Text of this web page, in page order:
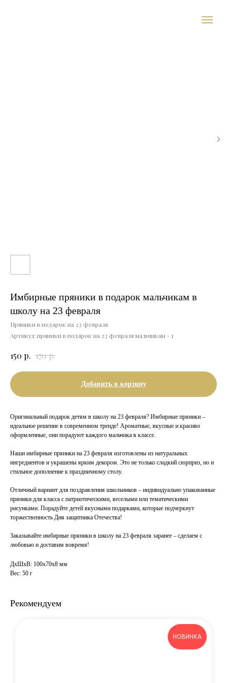
Имбирные пряники в подарок мальчикам в
школу на 23 февраля
Пряники в подарок на 23 февраля
Артикул: пряники в подарок на 23 февраля мальчикам - 1
150 р. 170р.
Добавить в корзину
Оригинальный подарок детям в школу на 23 февраля? Имбирные пряники –
идеальное решение в современном тренде! Ароматные, вкусные и красиво
оформленные, они порадуют каждого мальчика в классе.
Наши имбирные пряники на 23 февраля изготовлены из натуральных
ингредиентов и украшены ярким декором. Это не только сладкий сюрприз, но и
стильное дополнение к праздничному столу.
Отличный вариант для поздравления школьников – индивидуально упакованные
пряники для класса с патриотическими, веселыми или тематическими
рисунками. Порадуйте детей вкусными подарками, которые подчеркнут
торжественность Дня защитника Отечества!
Заказывайте имбирные пряники в школу на 23 февраля заранее – сделаем с
любовью и доставим вовремя!
ДxШxВ: 100x70x8 мм
Вес: 50 г
Рекомендуем
НОВИНКА